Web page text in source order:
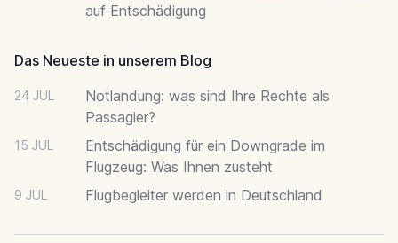
auf Entschädigung
Das Neueste in unserem Blog
24 JUL
Notlandung: was sind Ihre Rechte als
Passagier?
15 JUL
Entschädigung für ein Downgrade im
Flugzeug: Was Ihnen zusteht
9 JUL Flugbegleiter werden in Deutschland